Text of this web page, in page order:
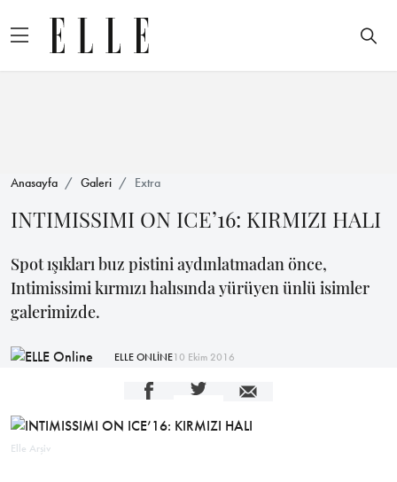
Anasayfa Galeri Extra
INTIMISSIMI ON ICE’16: KIRMIZI HALI
Spot ışıkları buz pistini aydınlatmadan önce,
Intimissimi kırmızı halısında yürüyen ünlü isimler
galerimizde.
ELLE ONLİNE10 Ekim 2016
Elle Arşiv